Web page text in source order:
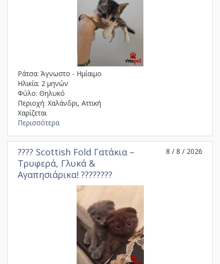
Ράτσα: Άγνωστο - Ημίαιμο
Ηλικία: 2 μηνών
Φύλο: Θηλυκό
Περιοχή: Χαλάνδρι, Αττική
Χαρίζεται
Περισσότερα
???? Scottish Fold Γατάκια –
Τρυφερά, Γλυκά &
Αγαπησιάρικα! ????????
8 / 8 / 2026